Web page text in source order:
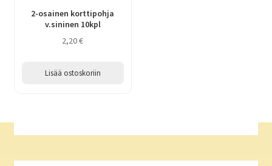
2-osainen korttipohja
v.sininen 10kpl
2,20€
Lisää ostoskoriin